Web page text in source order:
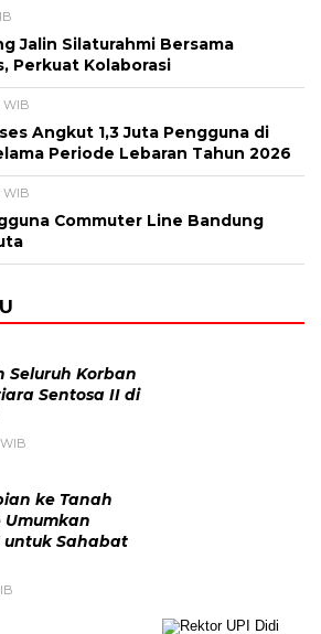
Jalin Silaturahmi Bersama
Perkuat Kolaborasi
WIB
Angkut 1,3 Juta Pengguna di
Periode Lebaran Tahun 2026
WIB
Commuter Line Bandung
Seluruh Korban
Sentosa II di
ke Tanah
Umumkan
untuk Sahabat